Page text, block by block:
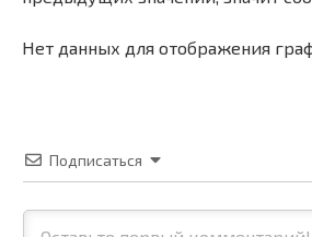
Нет данных для отображения
Подписаться